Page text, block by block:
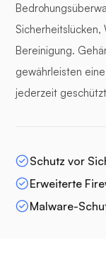
Sicherheitslücken,
Bereinigung.
gewährleisten
jederzeit
Schutz vor
Erweiterte
Malware-